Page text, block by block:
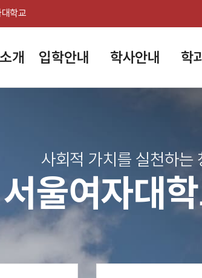
학교
개 입학안내 학사안내 학
사회적 가치를 실천하는
서울여자대